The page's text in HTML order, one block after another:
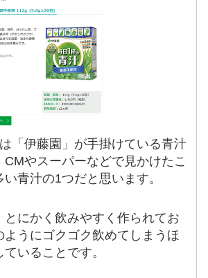
「伊藤園」が手掛けている青汁
やスーパーなどで見かけたこ
青汁の1つだと思います。
とにかく飲みやすく作られてお
ようにゴクゴク飲めてしまうほ
いることです。